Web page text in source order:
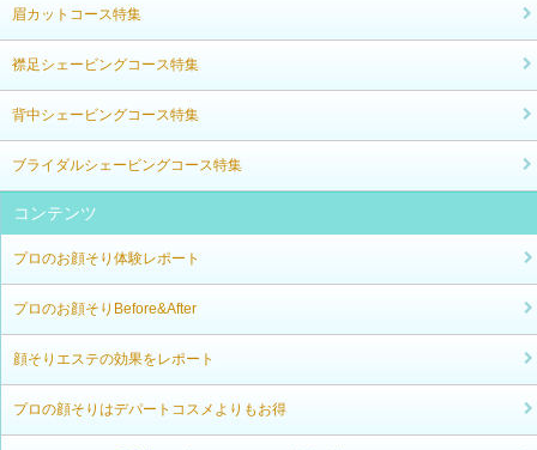
眉カットコース特集
襟足シェービングコース特集
背中シェービングコース特集
ブライダルシェービングコース特集
コンテンツ
プロのお顔そり体験レポート
プロのお顔そりBefore&After
顔そりエステの効果をレポート
プロの顔そりはデパートコスメよりもお得